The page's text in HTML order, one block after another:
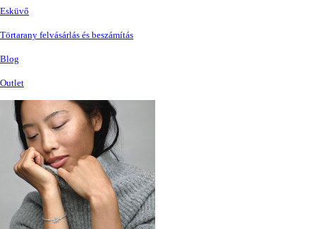
Esküvő
Törtarany felvásárlás és beszámítás
Blog
Outlet